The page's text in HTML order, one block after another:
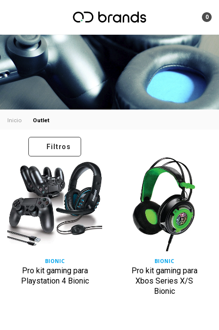
0
Inicio Outlet
Filtros
BIONIC
Pro kit gaming para
Playstation 4 Bionic
BIONIC
Pro kit gaming para
Xbos Series X/S
Bionic